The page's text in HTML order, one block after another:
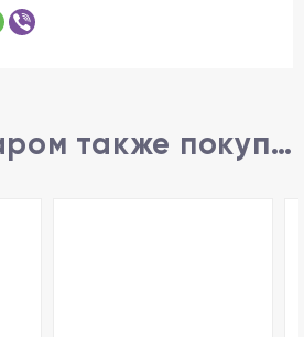
С этим товаром также покупают